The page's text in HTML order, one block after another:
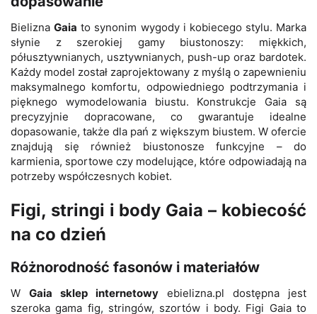
BieliznaGaia to synonim wygody i kobiecego stylu. Marka
słynie z szerokiej gamy biustonoszy: miękkich,
półusztywnianych, usztywnianych, push-up oraz bardotek.
Każdy model został zaprojektowany z myślą o zapewnieniu
maksymalnego komfortu, odpowiedniego podtrzymania i
pięknego wymodelowania biustu. Konstrukcje Gaia są
precyzyjnie dopracowane, co gwarantuje idealne
dopasowanie, także dla pań z większym biustem. W ofercie
znajdują się również biustonosze funkcyjne – do
karmienia, sportowe czy modelujące, które odpowiadają na
potrzeby współczesnych kobiet.
Figi, stringi i body Gaia – kobiecość
na co dzień
Różnorodność fasonów i materiałów
W Gaia sklep internetowy ebielizna.pl dostępna jest
szeroka gama fig, stringów, szortów i body. Figi Gaia to